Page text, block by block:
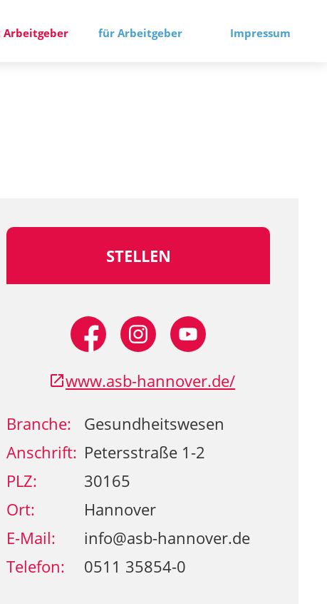
Arbeitgeber für Arbeitgeber Impressum
STELLEN
www.asb-hannover.de/
Branche:
Gesundheitswesen
Anschrift: Petersstraße 1-2
PLZ:
30165
Ort:
Hannover
E-Mail:
info@asb-hannover.de
Telefon:
0511 35854-0